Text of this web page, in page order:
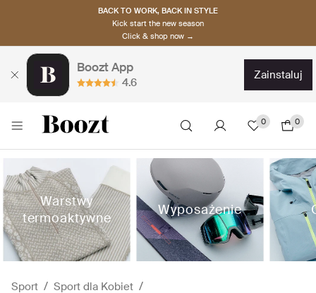
BACK TO WORK, BACK IN STYLE
Kick start the new season
Click & shop now →
Boozt App
4.6
zainstaluj
0 0
Warstwy
termoaktywne
Wyposażenie
Sport Sport dla Kobiet